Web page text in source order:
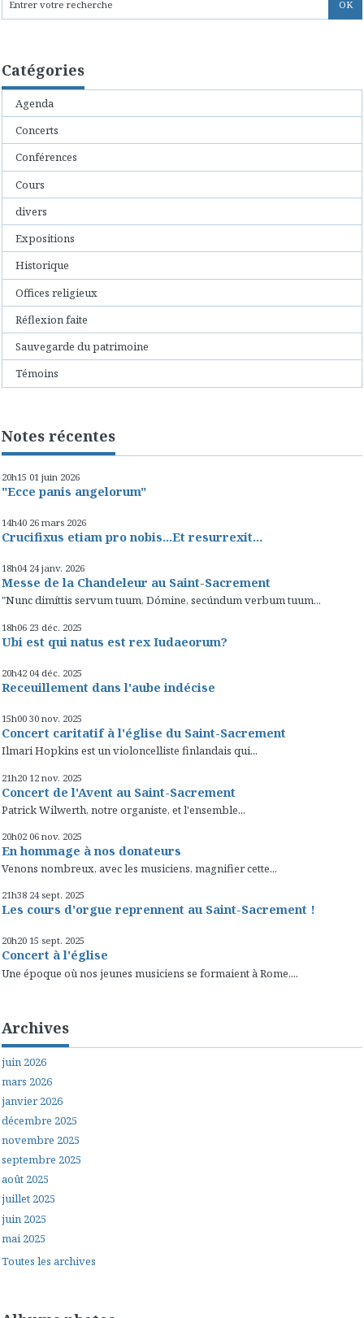
Catégories
Agenda
Concerts
Conférences
Cours
divers
Expositions
Historique
Offices religieux
Réflexion faite
Sauvegarde du patrimoine
Témoins
Notes récentes
20h15 01 juin 2026
"Ecce panis angelorum"
14h40 26 mars 2026
Crucifixus etiam pro nobis...Et resurrexit...
18h04 24 janv. 2026
Messe de la Chandeleur au Saint-Sacrement
"Nunc dimíttis servum tuum, Dómine, secúndum verbum tuum...
18h06 23 déc. 2025
Ubi est qui natus est rex Iudaeorum?
20h42 04 déc. 2025
Receuillement dans l'aube indécise
15h00 30 nov. 2025
Concert caritatif à l'église du Saint-Sacrement
Ilmari Hopkins est un violoncelliste finlandais qui...
21h20 12 nov. 2025
Concert de l'Avent au Saint-Sacrement
Patrick Wilwerth, notre organiste, et l'ensemble...
20h02 06 nov. 2025
En hommage à nos donateurs
Venons nombreux, avec les musiciens, magnifier cette...
21h38 24 sept. 2025
Les cours d'orgue reprennent au Saint-Sacrement !
20h20 15 sept. 2025
Concert à l'église
Une époque où nos jeunes musiciens se formaient à Rome,...
Archives
juin 2026
mars 2026
janvier 2026
décembre 2025
novembre 2025
septembre 2025
août 2025
juillet 2025
juin 2025
mai 2025
Toutes les archives